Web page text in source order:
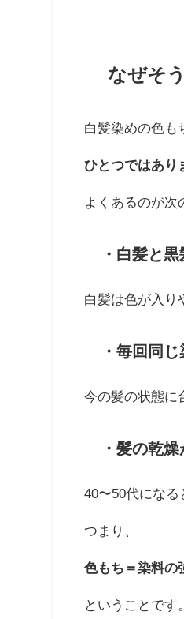
なぜそ
白髪染めの色も
ひとつではあり
よくあるのが次
・白髪と
白髪は色が入り
・毎回同
今の髪の状態に
・髪の乾
40〜50代になる
つまり、
色もち＝染料の
ということです。